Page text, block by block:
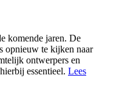
komende jaren. De
opnieuw te kijken naar
ontwerpers en
essentieel. Lees